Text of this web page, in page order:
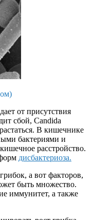
от присутствия
сбой, Candida
В кишечнике
бактериями и
расстройство.
дисбактериоза.
а вот факторов,
быть множество.
иммунитет, а также